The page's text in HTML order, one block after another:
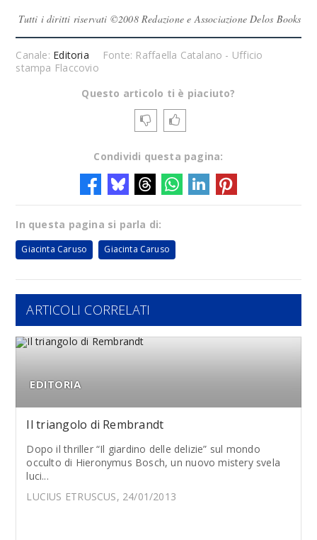
Tutti i diritti riservati ©2008 Redazione e Associazione Delos Books
Canale: Editoria
Fonte: Raffaella Catalano - Ufficio
stampa Flaccovio
Questo articolo ti è piaciuto?
Condividi questa pagina:
In questa pagina si parla di:
Giacinta Caruso Giacinta Caruso
ARTICOLI CORRELATI
EDITORIA
Il triangolo di Rembrandt
Dopo il thriller “Il giardino delle delizie” sul mondo
occulto di Hieronymus Bosch, un nuovo mistery svela
luci...
LUCIUS ETRUSCUS, 24/01/2013